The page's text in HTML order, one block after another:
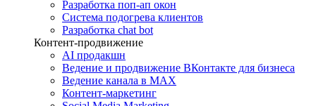
Разработка поп-ап окон
Система подогрева клиентов
Разработка chat bot
Контент-продвижение
AI продакшн
Ведение и продвижение ВКонтакте для бизнеса
Ведение канала в MAX
Контент-маркетинг